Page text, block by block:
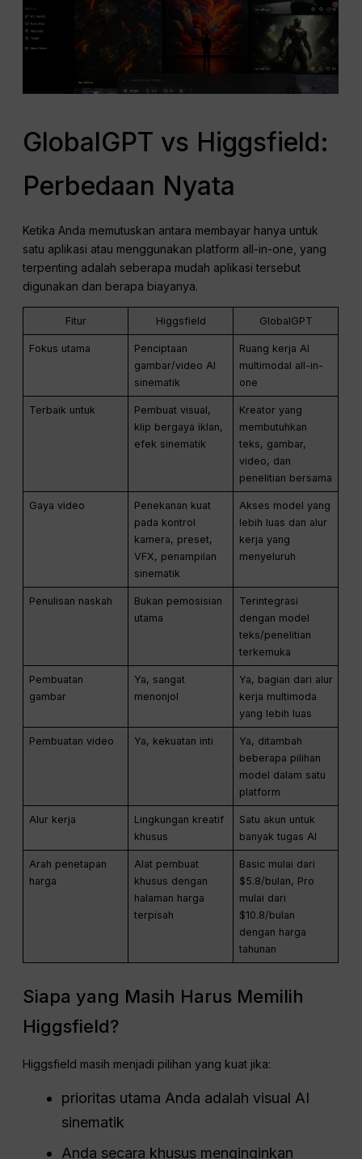
GlobalGPT vs Higgsfield:
Perbedaan Nyata
Ketika Anda memutuskan antara membayar hanya untuk
satu aplikasi atau menggunakan platform all-in-one, yang
terpenting adalah seberapa mudah aplikasi tersebut
digunakan dan berapa biayanya.
Fitur Higgsfield GlobalGPT
Fokus utama
Penciptaan
gambar/video AI
sinematik
Ruang kerja AI
multimodal all-in-
one
Terbaik untuk
Pembuat visual,
klip bergaya iklan,
efek sinematik
Kreator yang
membutuhkan
teks, gambar,
video, dan
penelitian bersama
Gaya video
Penekanan kuat
pada kontrol
kamera, preset,
VFX, penampilan
sinematik
Akses model yang
lebih luas dan alur
kerja yang
menyeluruh
Penulisan naskah
Bukan pemosisian
utama
Terintegrasi
dengan model
teks/penelitian
terkemuka
Pembuatan
gambar
Ya, sangat
menonjol
Ya, bagian dari alur
kerja multimoda
yang lebih luas
Pembuatan video Ya, kekuatan inti
Ya, ditambah
beberapa pilihan
model dalam satu
platform
Alur kerja
Lingkungan kreatif
khusus
Satu akun untuk
banyak tugas AI
Arah penetapan
harga
Alat pembuat
khusus dengan
halaman harga
terpisah
Basic mulai dari
$5.8/bulan, Pro
mulai dari
$10.8/bulan
dengan harga
tahunan
Siapa yang Masih Harus Memilih
Higgsfield?
Higgsfield masih menjadi pilihan yang kuat jika:
prioritas utama Anda adalah visual AI
sinematik
Anda secara khusus menginginkan